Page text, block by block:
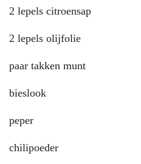
2 lepels citroensap
2 lepels olijfolie
paar takken munt
bieslook
peper
chilipoeder